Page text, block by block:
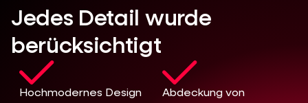
Jedes Detail wurde
berücksichtigt
Hochmodernes Design
Abdeckung von